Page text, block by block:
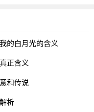
的白月光的含义
正含义
和传说
析